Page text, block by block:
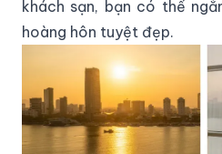
khách sạn, bạn có thể
hoàng hôn tuyệt đẹp.